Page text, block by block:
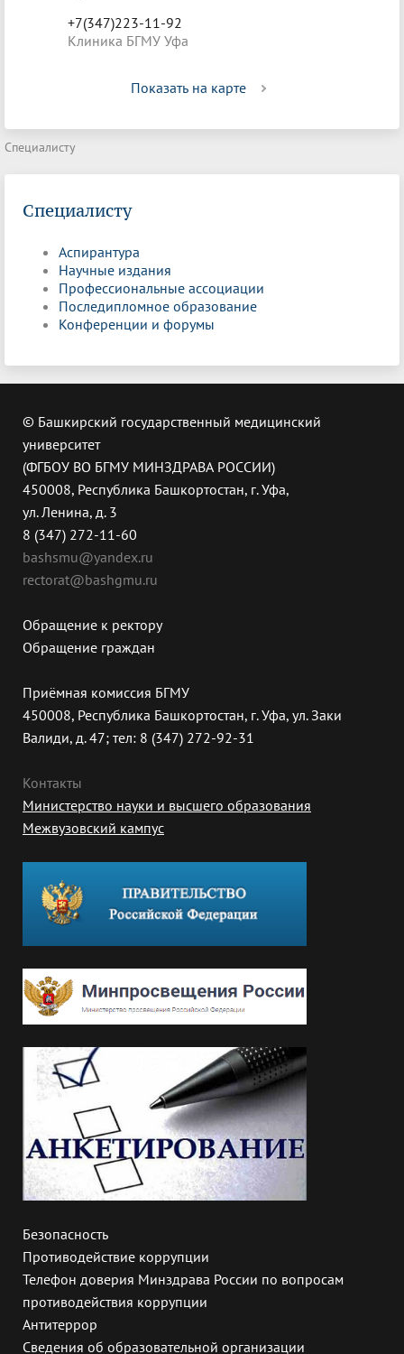
+7(347)223-11-92
Клиника БГМУ Уфа
Показать на карте
Специалисту
Специалисту
Аспирантура
Научные издания
Профессиональные ассоциации
Последипломное образование
Конференции и форумы
© Башкирский государственный медицинский
университет
(ФГБОУ ВО БГМУ МИНЗДРАВА РОССИИ)
450008, Республика Башкортостан, г. Уфа,
ул. Ленина, д. 3
8 (347) 272-11-60
bashsmu@yandex.ru
rectorat@bashgmu.ru
Обращение к ректору
Обращение граждан
Приёмная комиссия БГМУ
450008, Республика Башкортостан, г. Уфа, ул. Заки
Валиди, д. 47; тел: 8 (347) 272-92-31
Контакты
Министерство науки и высшего образования
Межвузовский кампус
Безопасность
Противодействие коррупции
Телефон доверия Минздрава России по вопросам
противодействия коррупции
Антитеррор
Сведения об образовательной организации